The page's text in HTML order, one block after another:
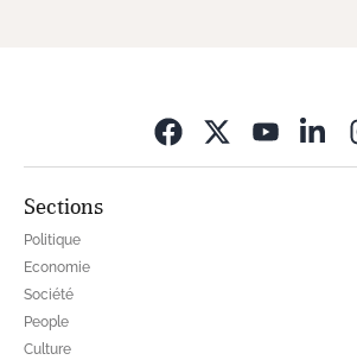
Sections
Politique
Economie
Société
People
Culture